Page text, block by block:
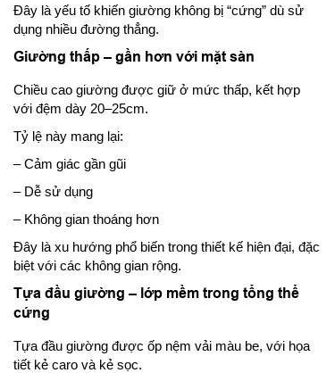
Đây là yếu tố khiến giường không bị “cứng” dù sử
dụng nhiều đường thẳng.
Giường thấp – gần hơn với mặt sàn
Chiều cao giường được giữ ở mức thấp, kết hợp
với đệm dày 20–25cm.
Tỷ lệ này mang lại:
– Cảm giác gần gũi
– Dễ sử dụng
– Không gian thoáng hơn
Đây là xu hướng phổ biến trong thiết kế hiện đại, đặc
biệt với các không gian rộng.
Tựa đầu giường – lớp mềm trong tổng thể
cứng
Tựa đầu giường được ốp nệm vải màu be, với họa
tiết kẻ caro và kẻ sọc.